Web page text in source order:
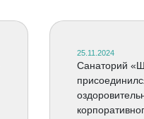
25.11.2024
Санаторий